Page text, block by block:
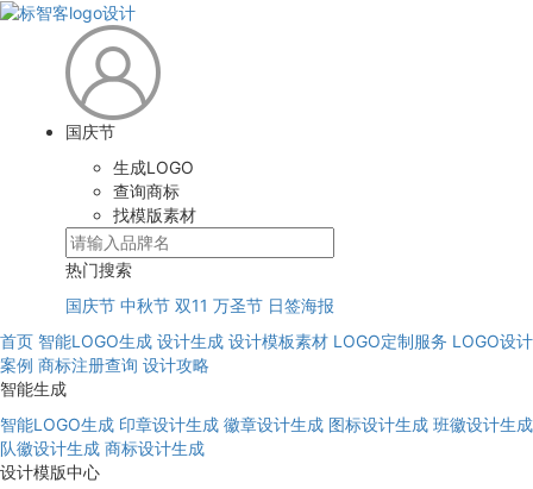
国庆节
生成LOGO
查询商标
找模版素材
热门搜索
国庆节 中秋节 双11 万圣节 日签海报
首页 智能LOGO生成 设计生成 设计模板素材 LOGO定制服务 LOGO设计
案例 商标注册查询 设计攻略
智能生成
智能LOGO生成 印章设计生成 徽章设计生成 图标设计生成 班徽设计生成
队徽设计生成 商标设计生成
设计模版中心